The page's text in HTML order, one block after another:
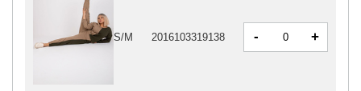
S/M 2016103319138 - +